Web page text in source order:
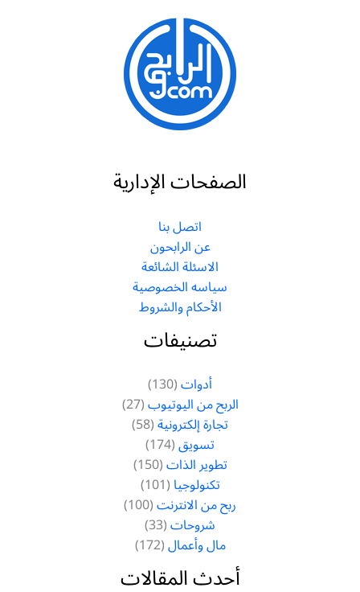
الصفحات الإدارية
اتصل بنا
عن الرابحون
الاسئلة الشائعة
سياسه الخصوصية
الأحكام والشروط
تصنيفات
أدوات(130)
الربح من اليوتيوب(27)
تجارة إلكترونية(58)
تسويق(174)
تطوير الذات(150)
تكنولوجيا(101)
ربح من الانترنت(100)
شروحات(33)
مال وأعمال(172)
أحدث المقالات